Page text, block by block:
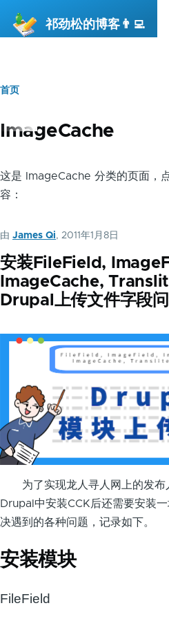
祁劲松的博客👨‍💻
面
包
首页
ImageCache
这是 ImageCache 分类的页面，
容：
由 James Qi, 2011年1月8日
安装FileField,
ImageCache,
Drupal上传文件字段
为了实现龙人寻人网上的发布
Drupal中安装CCK后还需要安装
决遇到的各种问题，记录如下。
安装模块
FileField